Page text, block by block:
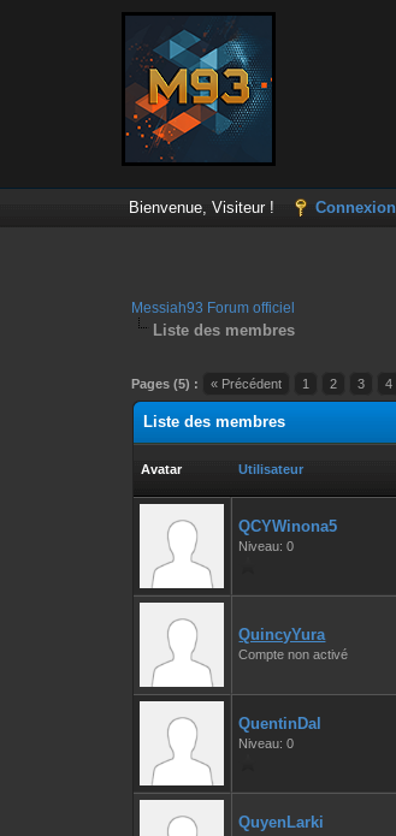
Bienvenue, Visiteur ! Connexion
Messiah93 Forum officiel
Liste des membres
Pages (5) : « Précédent 1 2 3 4
Liste des membres
Avatar Utilisateur
QCYWinona5
Niveau: 0
QuincyYura
Compte non activé
QuentinDal
Niveau: 0
QuyenLarki